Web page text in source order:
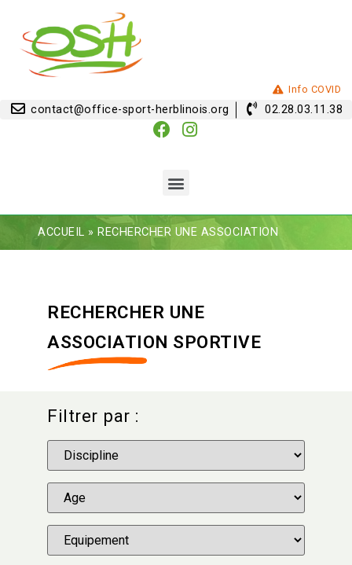
Info COVID
contact@office-sport-herblinois.org 02.28.03.11.38
ACCUEIL » RECHERCHER UNE ASSOCIATION
RECHERCHER UNE
ASSOCIATION SPORTIVE
Filtrer par :